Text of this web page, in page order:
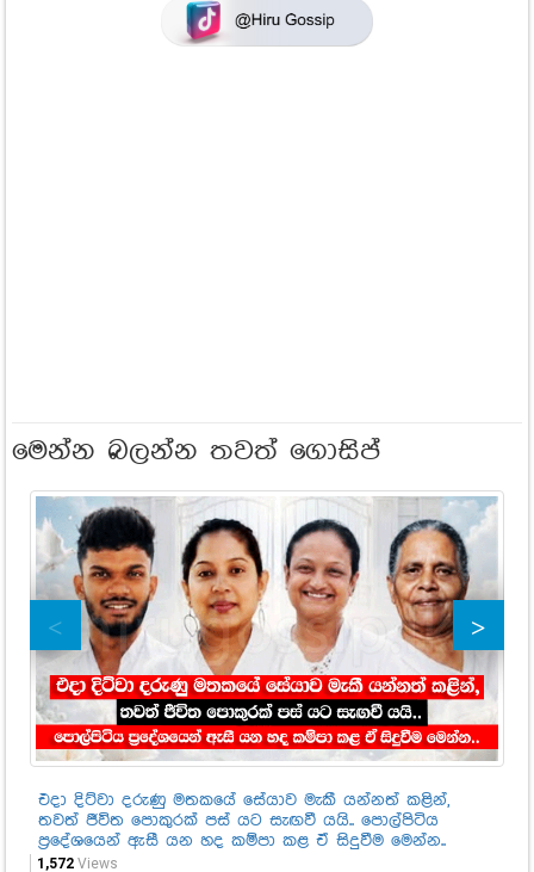
මෙන්න බලන්න තවත් ගොසිප්
එදා දිට්වා දරුණු මතකයේ සේයාව මැකී යන්නත් කළින්,
තවත් ජීවිත පොකුරක් පස් යට සැඟවී යයි.. පොල්පිටිය
ප්‍රදේශයෙන් ඇසී යන හද කම්පා කළ ඒ සිදුවීම මෙන්න..
1,572 Views